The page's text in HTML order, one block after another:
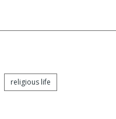
religious life